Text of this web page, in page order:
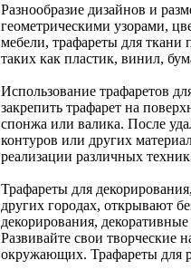
Разнообразие дизайнов и
геометрическими узорами,
мебели, трафареты для ткани
таких как пластик, винил,
Использование трафаретов
закрепить трафарет на
спонжа или валика. После
контуров или других
реализации различных
Трафареты для
других городах, открывают
декорирования,
Развивайте свои творческие
окружающих. Трафареты для